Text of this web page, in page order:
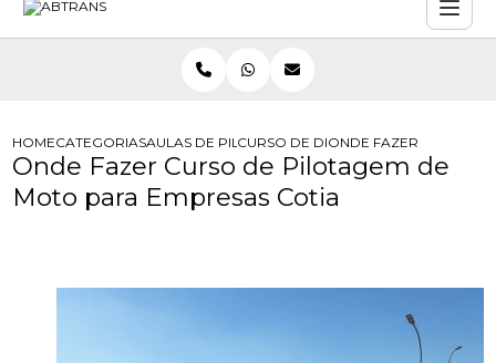
HOMECATEGORIASAULAS DE PILOTAGEM PARA EMPRESAS
CURSO DE DIRECAO DE MOTO PARA
ONDE FAZER CURSO
Onde Fazer Curso de Pilotagem de
Moto para Empresas Cotia